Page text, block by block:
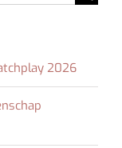
2026